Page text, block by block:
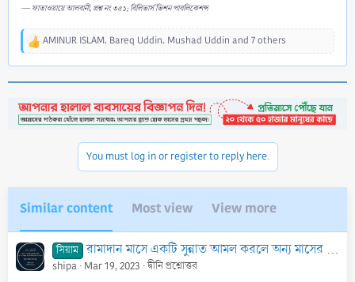
— ফাতাওয়ায়ে আলবানী, প্রশ্ন নং ৩৫১; বিলিভার্স ভিশন পাবলিকেশন্স
R
t
i
AMINUR ISLAM, Bareq Uddin, Mushad Uddin and 7 others
You must log in or register to reply here.
Similar content Most view View more
সিয়াম রামাদান মাসে একটি সুন্নাত আমল করলে অন্য মাসের ফরয আমলের সওয়াব পাওয়া যায়। উক্ত বক্তব্য কি সঠিক?
shipa Mar 19, 2023 দ্বীনি প্রশ্নোত্তর